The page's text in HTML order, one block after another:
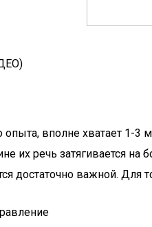
вполне хватает 1-
речь затягивается на
важной. Для